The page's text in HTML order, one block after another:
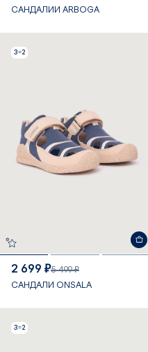
САНДАЛИИ ARBOGA
3=2
2 699 ₽5 499 ₽
САНДАЛИ ONSALA
3=2